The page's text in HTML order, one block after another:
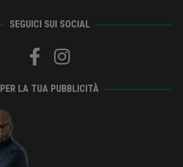
SEGUICI SUI SOCIAL
PER LA TUA PUBBLICITÀ